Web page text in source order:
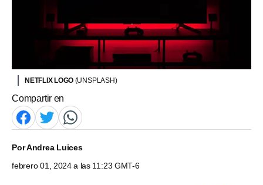
NETFLIX LOGO (UNSPLASH)
Compartir en
PorAndrea Luices
febrero 01, 2024 a las 11:23 GMT-6